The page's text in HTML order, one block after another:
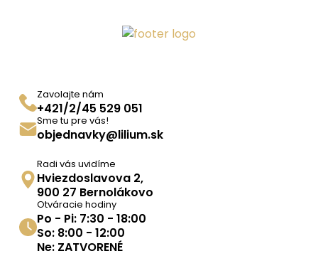
Zavolajte nám
+421/2/45 529 051
Sme tu pre vás!
objednavky@lilium.sk
Radi vás uvidíme
Hviezdoslavova 2,
900 27 Bernolákovo
Otváracie hodiny
Po - Pi: 7:30 - 18:00
So: 8:00 - 12:00
Ne: ZATVORENÉ